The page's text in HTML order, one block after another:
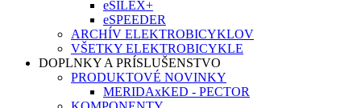
eSILEX+
eSPEEDER
ARCHÍV ELEKTROBICYKLOV
VŠETKY ELEKTROBICYKLE
DOPLNKY A PRÍSLUŠENSTVO
PRODUKTOVÉ NOVINKY
MERIDAxKED - PECTOR